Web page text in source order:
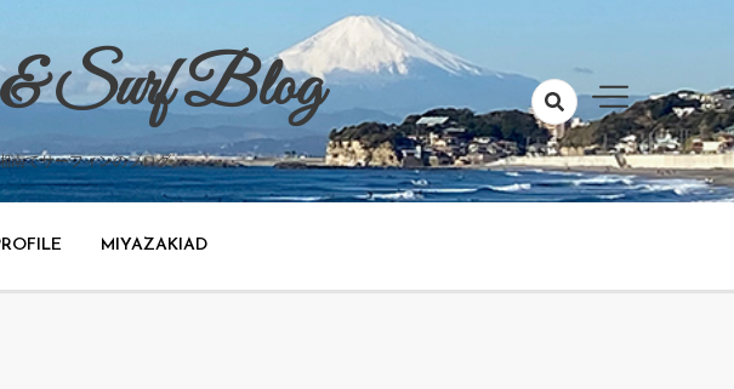
Surf Blog
南でサーフィンのブログ。
MIYAZAKIAD